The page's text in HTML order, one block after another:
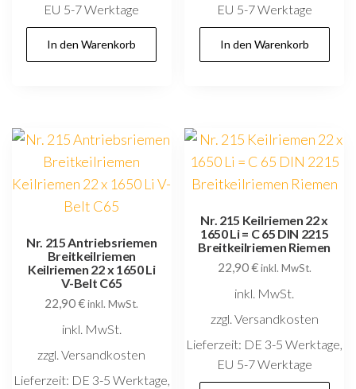
EU 5-7 Werktage
In den Warenkorb
EU 5-7 Werktage
In den Warenkorb
Nr. 215 Antriebsriemen
Breitkeilriemen
Keilriemen 22 x 1650 Li
V-Belt C65
22,90€ inkl. MwSt.
inkl. MwSt.
zzgl. Versandkosten
Lieferzeit: DE 3-5 Werktage,
Nr. 215 Keilriemen 22 x
1650 Li = C 65 DIN 2215
Breitkeilriemen Riemen
22,90€ inkl. MwSt.
inkl. MwSt.
zzgl. Versandkosten
Lieferzeit: DE 3-5 Werktage,
EU 5-7 Werktage